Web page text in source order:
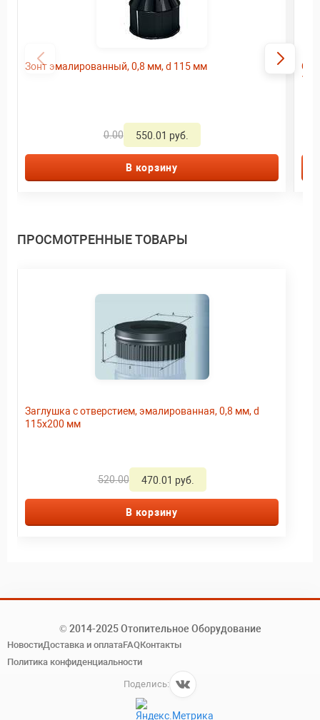
Зонт эмалированный, 0,8 мм, d 115 мм
0.00 550.01 руб.
В корзину
ПРОСМОТРЕННЫЕ ТОВАРЫ
Заглушка с отверстием, эмалированная, 0,8 мм, d
115х200 мм
520.00 470.01 руб.
В корзину
© 2014-2025 Отопительное Оборудование
НовостиДоставка и оплатаFAQКонтакты
Политика конфиденциальности
Поделись: